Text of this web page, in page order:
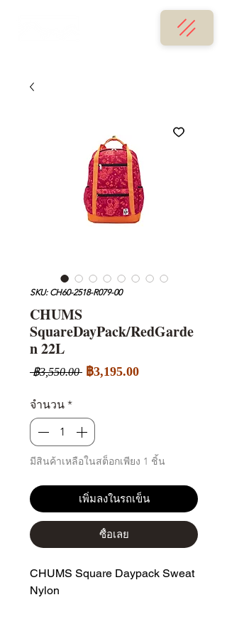
SKU: CH60-2518-R079-00
CHUMS
SquareDayPack/RedGarde
n 22L
฿3,550.00 ราคา
฿3,195.00ราคา
จำนวน *
มีสินค้าเหลือในสต็อกเพียง 1 ชิ้น
เพิ่มลงในรถเข็น
ซื้อเลย
CHUMS Square Daypack Sweat
Nylon